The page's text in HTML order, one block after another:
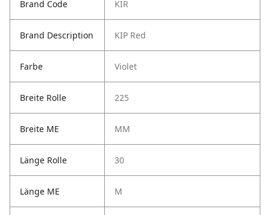
Brand Code KIR
Brand Description KIP Red
Farbe Violet
Breite Rolle 225
Breite ME MM
Länge Rolle 30
Länge ME M